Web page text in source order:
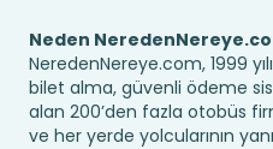
Neden
NeredenNereye.com, 1999
bilet alma, güvenli ödeme
alan 200’den fazla otobüs
ve her yerde yolcularının